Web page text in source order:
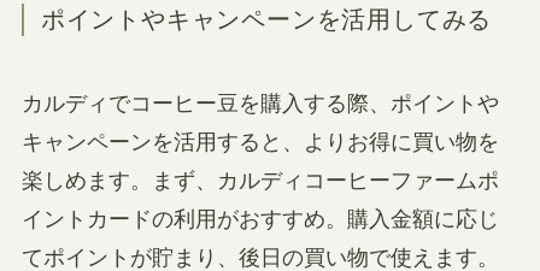
ポイントやキャンペーンを活用してみる
カルディでコーヒー豆を購入する際、ポイントや
キャンペーンを活用すると、よりお得に買い物を
楽しめます。まず、カルディコーヒーファームポ
イントカードの利用がおすすめ。購入金額に応じ
てポイントが貯まり、後日の買い物で使えます。